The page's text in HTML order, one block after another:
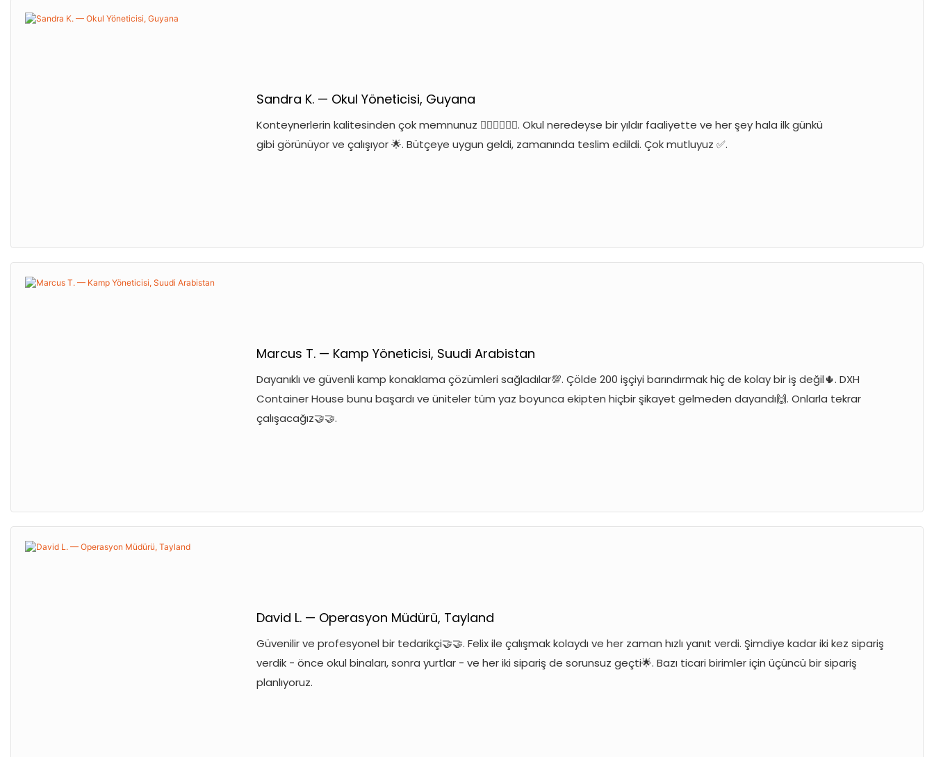
Sandra K. — Okul Yöneticisi, Guyana
Konteynerlerin kalitesinden çok memnunuz 👍🏻👍🏻👍🏻. Okul neredeyse bir yıldır faaliyette ve her şey hala ilk günkü
gibi görünüyor ve çalışıyor 🌟. Bütçeye uygun geldi, zamanında teslim edildi. Çok mutluyuz ✅.
Marcus T. — Kamp Yöneticisi, Suudi Arabistan
Dayanıklı ve güvenli kamp konaklama çözümleri sağladılar💯. Çölde 200 işçiyi barındırmak hiç de kolay bir iş değil🌵. DXH
Container House bunu başardı ve üniteler tüm yaz boyunca ekipten hiçbir şikayet gelmeden dayandı🙌. Onlarla tekrar
çalışacağız🤝🤝.
David L. — Operasyon Müdürü, Tayland
Güvenilir ve profesyonel bir tedarikçi🤝🤝. Felix ile çalışmak kolaydı ve her zaman hızlı yanıt verdi. Şimdiye kadar iki kez sipariş
verdik - önce okul binaları, sonra yurtlar - ve her iki sipariş de sorunsuz geçti🌟. Bazı ticari birimler için üçüncü bir sipariş
planlıyoruz.